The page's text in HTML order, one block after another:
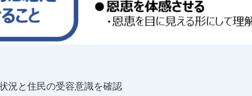
況と住民の受容意識を確認